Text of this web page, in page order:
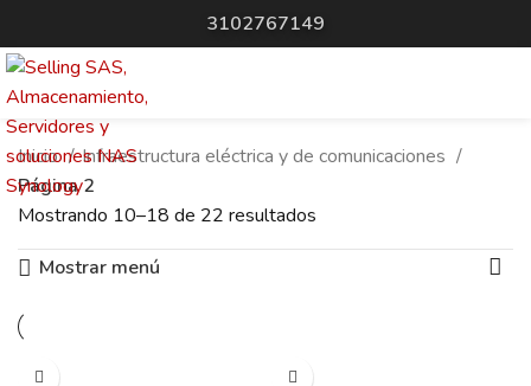
3102767149
Inicio
Infraestructura eléctrica y de comunicaciones
Página 2
Mostrando 10–18 de 22 resultados
Mostrar menú